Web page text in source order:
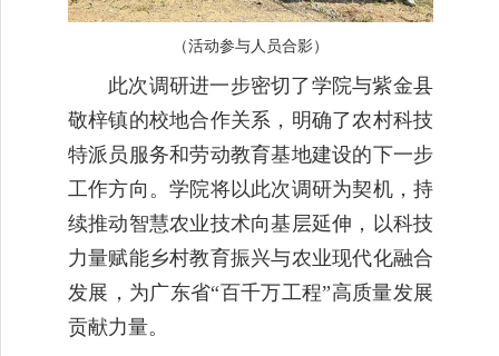
（活动参与人员合影）
此次调研进一步密切了学院与紫金县
敬梓镇的校地合作关系，明确了农村科技
特派员服务和劳动教育基地建设的下一步
工作方向。学院将以此次调研为契机，持
续推动智慧农业技术向基层延伸，以科技
力量赋能乡村教育振兴与农业现代化融合
发展，为广东省“百千万工程”高质量发展
贡献力量。